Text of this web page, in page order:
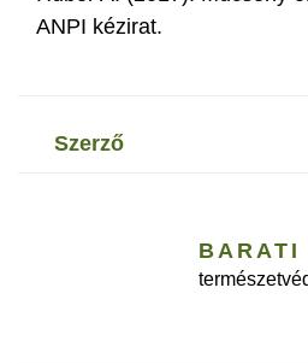
ANPI kézirat.
szerző
BARATI